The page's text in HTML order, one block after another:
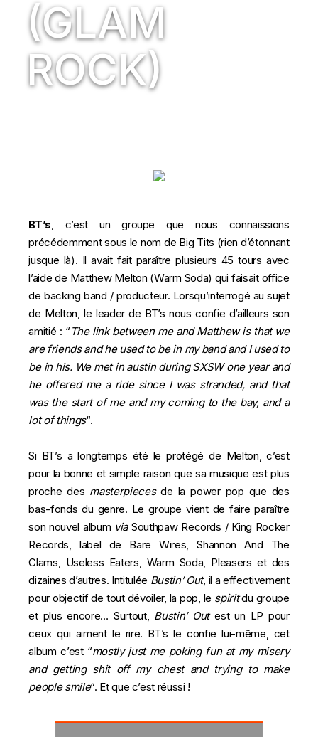
(GLAM
ROCK)
BT’s, c’est un groupe que nous connaissions
précédemment sous le nom de Big Tits (rien d’étonnant
jusque là). Il avait fait paraîtreplusieurs 45 tours avec
l’aide de Matthew Melton (Warm Soda) qui faisait office
de backing band / producteur. Lorsqu’interrogé au sujet
de Melton, le leader de BT’s nous confie d’ailleurs son
amitié : “ The link between me and Matthew is that we
are friends and he used to be in my band and I used to
be in his. We met in austin during SXSW one year and
he offered me a ride since I was stranded, and that
was the start of me and my coming to the bay, and a
lot of things“.
Si BT’s a longtemps été le protégé de Melton, c’est
pour la bonne et simple raison que sa musique est plus
proche des masterpiecesde la power pop que des
bas-fonds du genre. Le groupe vient de faire paraître
son nouvel album viaSouthpaw Records / King Rocker
Records, label de Bare Wires, Shannon And The
Clams, Useless Eaters, Warm Soda, Pleasers et des
dizaines d’autres. Intitulée Bustin’ Out, il a effectivement
pour objectif de tout dévoiler, la pop, le spiritdu groupe
et plus encore… Surtout, Bustin’ Outest un LP pour
ceux qui aiment le rire. BT’s le confie lui-même, cet
album c’est “mostly just me poking fun at my misery
and getting shit off my chest and trying to make
people smile“. Et que c’est réussi !